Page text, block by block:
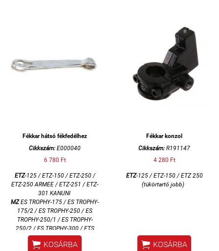
Fékkar hátsó fékfedélhez
Cikkszám: E000040
6 780 Ft
ETZ-125 / ETZ-150 / ETZ-250 /
ETZ-250 ARMEE / ETZ-251 / ETZ-
301 KANUNI
MZES TROPHY-175 / ES TROPHY-
175/2 / ES TROPHY-250 / ES
TROPHY-250/1 / ES TROPHY-
250/2 / ES TROPHY-300 / ETS
TROPHY SPORT-250 / TS-250 /
TS-250/1
 KOSÁRBA
Fékkar konzol
Cikkszám: R191147
4 280 Ft
ETZ-125 / ETZ-150 /ETZ 250
(tükörtartó jobb)
 KOSÁRBA